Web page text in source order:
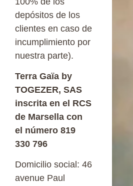
depósitos de los
clientes en caso de
incumplimiento por
nuestra parte).
Terra Gaïa by
TOGEZER, SAS
inscrita en el RCS
de Marsella con
el número 819
330 796
Domicilio social: 46
avenue Paul